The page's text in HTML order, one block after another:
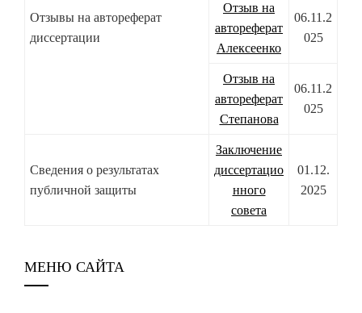
Отзывы на автореферат
диссертации
Отзыв на
автореферат
Алексеенко
06.11.2
025
Отзыв на
автореферат
Степанова
06.11.2
025
Сведения о результатах
публичной защиты
Заключение
диссертацио
нного
совета
01.12.
2025
МЕНЮ САЙТА